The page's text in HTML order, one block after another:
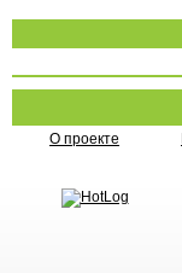
О проекте